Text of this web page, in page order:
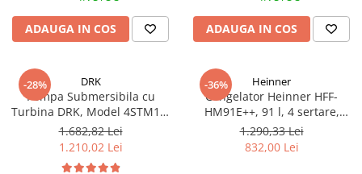
ADAUGA IN COS ADAUGA IN COS
-28% DRK
Pompa Submersibila cu
Turbina DRK, Model 4STM10-
12, ieșire pe 2 Țoli, refulare la
74 m, putere 1.8kW 2.5cp, 12
turbine, debit 14400 m/h
1.682,82 Lei
1.210,02 Lei
-36% Heinner
Congelator Heinner HFF-
HM91E++, 91 l, 4 sertare,
Clasa E, Control mecanic, H 85
cm, Alb
1.290,33 Lei
832,00 Lei